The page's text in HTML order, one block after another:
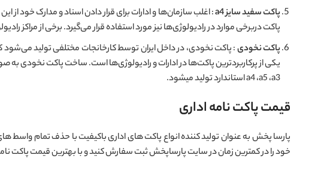
پاکت سفید سایز a4
پاکت دربرخی موارد در رادیولوژی‌ها نیز مورد استفاده قرار می‌گیرد. برخی از مراکز
پاکت نخودی: پاکت نخودی، در داخل ایران توسط کارخانجات مختلفی تولید می‌شود
a4 ،a5 ،a3 استاندارد تولید میشود.
قیمت پاکت نامه اداری
پارسا پخش به عنوان تولید کننده انواع پاکت های اداری باکیفیت با حذف تمام واسط
خود را در کمترین زمان در سایت پارساپخش ثبت سفارش کنید و با بهترین قیمت پاکت